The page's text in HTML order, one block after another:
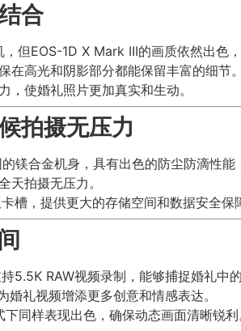
合
，但EOS-1D X Mark III的画质依然出色
在高光和阴影部分都能保留丰富的细节。
，使婚礼照片更加真实和生动。
拍摄无压力
镁合金机身，具有出色的防尘防滴性能
天拍摄无压力。
槽，提供更大的存储空间和数据安全保
5.5K RAW视频录制，能够捕捉婚礼中
婚礼视频增添更多创意和情感表达。
同样表现出色，确保动态画面清晰锐利